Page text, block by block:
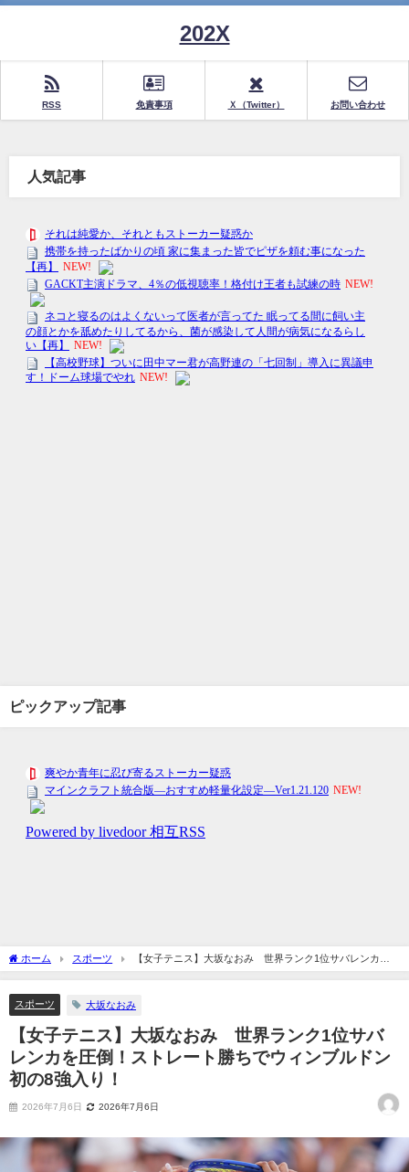
202X
RSS 免責事項 Ｘ（Twitter） お問い合わせ
人気記事
ピックアップ記事
ホーム スポーツ
【女子テニス】大坂なおみ 世界ランク1位サバレンカを
圧倒！ストレート勝ちでウィンブルドン初の8強入り！
スポーツ 大坂なおみ
【女子テニス】大坂なおみ 世界ランク1位サバ
レンカを圧倒！ストレート勝ちでウィンブルドン
初の8強入り！
2026年7月6日 2026年7月6日